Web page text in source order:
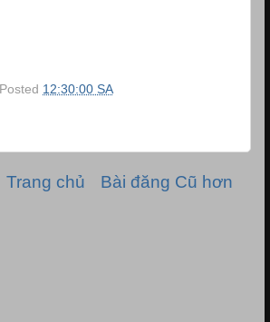
Posted 12:30:00 SA
Bài đăng Cũ hơn
Trang chủ